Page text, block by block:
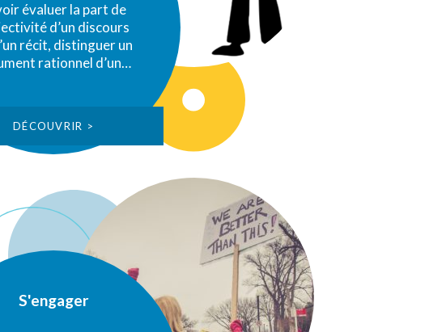
évaluer la part de
d’un discours
récit, distinguer un
rationnel d’un…
DÉCOUVRIR >
S'engager